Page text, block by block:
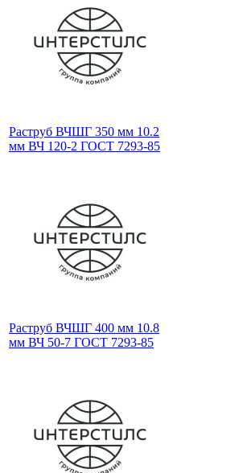
Раструб ВЧШГ 350 мм 10.2
мм ВЧ 120-2 ГОСТ 7293-85
Раструб ВЧШГ 400 мм 10.8
мм ВЧ 50-7 ГОСТ 7293-85